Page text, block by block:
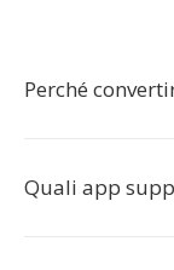
Perché
Quali app